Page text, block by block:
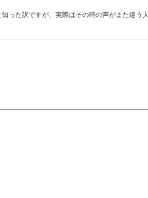
った訳ですが、実際はその時の声がまた違う人